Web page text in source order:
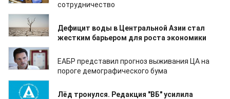
сотрудничество
28.02.2026
Дефицит воды в Центральной Азии стал
жестким барьером для роста экономики
26.02.2026
ЕАБР представил прогноз выживания ЦА на
пороге демографического бума
24.02.2026
Лёд тронулся. Редакция "ВБ" усилила